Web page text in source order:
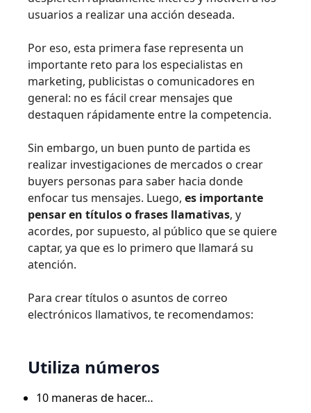
usuarios a realizar una acción deseada.
Por eso, esta primera fase representa un
importante reto para los especialistas en
marketing, publicistas o comunicadores en
general: no es fácil crear mensajes que
destaquen rápidamente entre la competencia.
Sin embargo, un buen punto de partida es
realizar investigaciones de mercados o crear
buyers personas para saber hacia donde
enfocar tus mensajes. Luego, es importante
pensar en títulos o frases llamativas, y
acordes, por supuesto, al público que se quiere
captar, ya que es lo primero que llamará su
atención.
Para crear títulos o asuntos de correo
electrónicos llamativos, te recomendamos:
Utiliza números
10 maneras de hacer…